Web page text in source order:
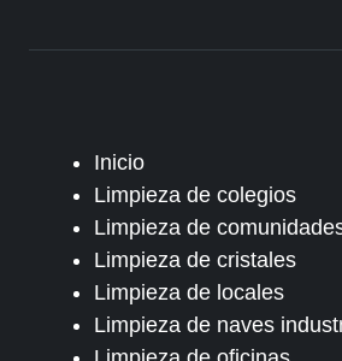
Inicio
Limpieza de colegios
Limpieza de
Limpieza de cristales
Limpieza de locales
Limpieza de naves